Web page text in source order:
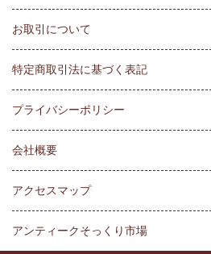
お取引について
特定商取引法に基づく表記
プライバシーポリシー
会社概要
アクセスマップ
アンティークそっくり市場